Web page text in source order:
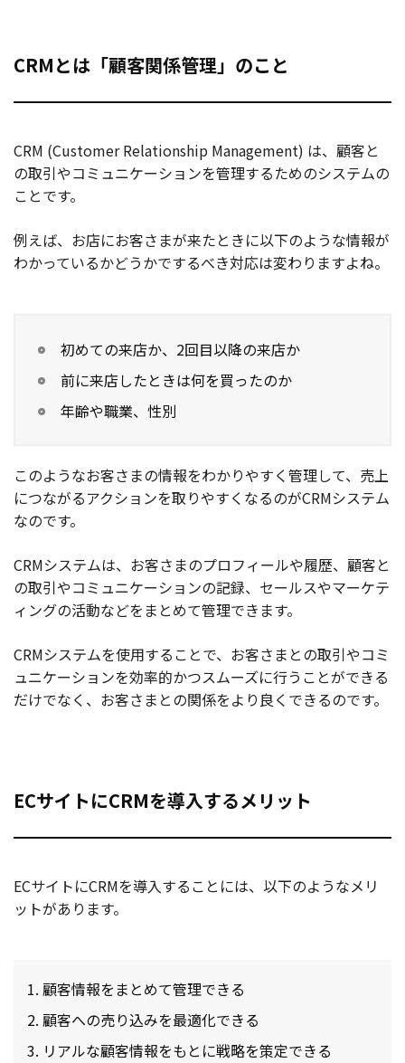
CRMとは「顧客関係管理」のこと
CRM (Customer Relationship Management) は、顧客と
の取引やコミュニケーションを管理するためのシステムの
ことです。
例えば、お店にお客さまが来たときに以下のような情報が
わかっているかどうかでするべき対応は変わりますよね。
初めての来店か、2回目以降の来店か
前に来店したときは何を買ったのか
年齢や職業、性別
このようなお客さまの情報をわかりやすく管理して、売上
につながるアクションを取りやすくなるのがCRMシステム
なのです。
CRMシステムは、お客さまのプロフィールや履歴、顧客と
の取引やコミュニケーションの記録、セールスやマーケテ
ィングの活動などをまとめて管理できます。
CRMシステムを使用することで、お客さまとの取引やコミ
ュニケーションを効率的かつスムーズに行うことができる
だけでなく、お客さまとの関係をより良くできるのです。
ECサイトにCRMを導入するメリット
ECサイトにCRMを導入することには、以下のようなメリ
ットがあります。
顧客情報をまとめて管理できる
顧客への売り込みを最適化できる
リアルな顧客情報をもとに戦略を策定できる